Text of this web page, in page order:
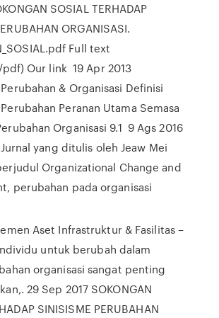
SOSIAL TERHADAP
ORGANISASI.
Full text
Our link 19 Apr 2013
& Organisasi Definisi
Peranan Utama Semasa
Organisasi 9.1 9 Ags 2016
yang ditulis oleh Jeaw Mei
Organizational Change and
perubahan pada organisasi
Aset Infrastruktur & Fasilitas –
untuk berubah dalam
organisasi sangat penting
29 Sep 2017 SOKONGAN
SINISISME PERUBAHAN